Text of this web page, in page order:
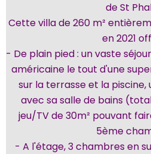
de St
Cette villa de 260 m²
en 2021
- De plain pied : un vaste
américaine le tout d'une
sur la terrasse et la
avec sa salle de bains
jeu/TV de 30m² pouvant
5ème
- A l'étage, 3 chambres en